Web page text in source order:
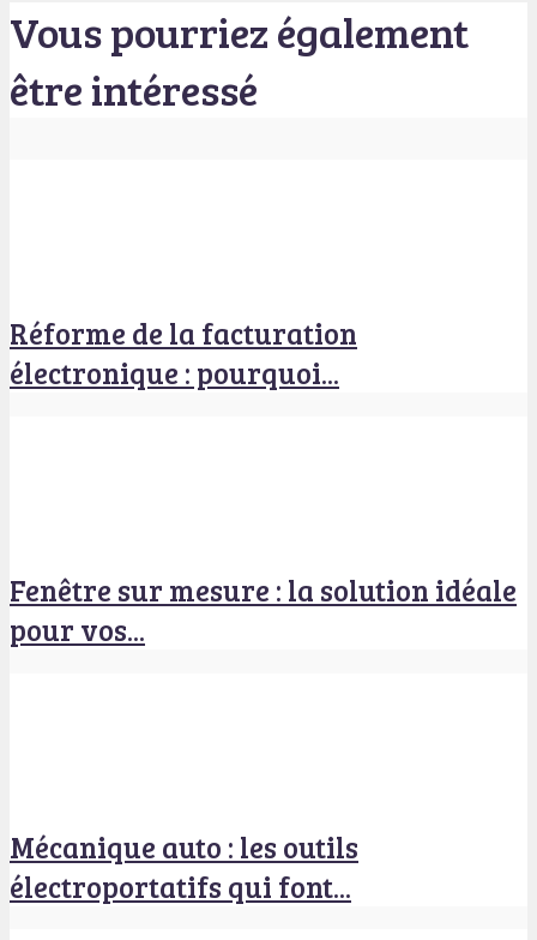
Vous pourriez également
être intéressé
Réforme de la facturation
électronique : pourquoi...
Fenêtre sur mesure : la solution idéale
pour vos...
Mécanique auto : les outils
électroportatifs qui font...